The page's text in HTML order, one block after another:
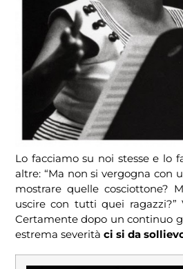
Lo facciamo su noi stesse e lo
altre: “Ma non si vergogna con
mostrare quelle cosciottone?
uscire con tutti quei ragazzi?”
Certamente dopo un continuo
estrema severità ci si da